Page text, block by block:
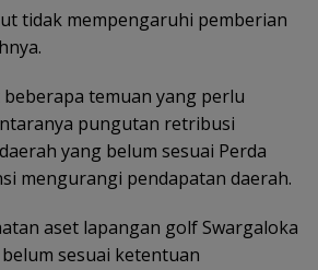
tidak mempengaruhi pemberian
beberapa temuan yang perlu
pungutan retribusi
yang belum sesuai Perda
mengurangi pendapatan daerah.
aset lapangan golf Swargaloka
sesuai ketentuan